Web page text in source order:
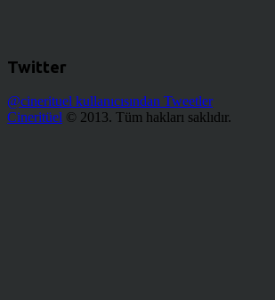
Twitter
@cinerituel kullanıcısından Tweetler
Cineritüel © 2013. Tüm hakları saklıdır.